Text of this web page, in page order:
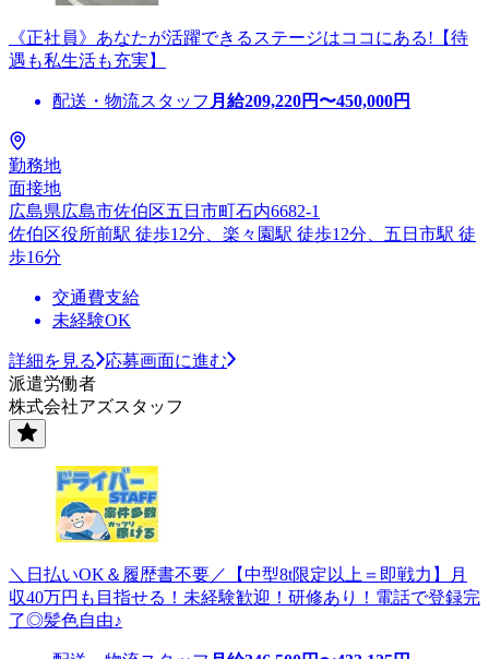
《正社員》あなたが活躍できるステージはココにある!【待
遇も私生活も充実】
配送・物流スタッフ 月給209,220円〜450,000円
勤務地
面接地
広島県広島市佐伯区五日市町石内6682-1
佐伯区役所前駅 徒歩12分、楽々園駅 徒歩12分、五日市駅 徒
歩16分
交通費支給
未経験OK
詳細を見る
応募画面に進む
派遣労働者
株式会社アズスタッフ
＼日払いOK＆履歴書不要／【中型8t限定以上＝即戦力】月
収40万円も目指せる！未経験歓迎！研修あり！電話で登録完
了◎髪色自由♪